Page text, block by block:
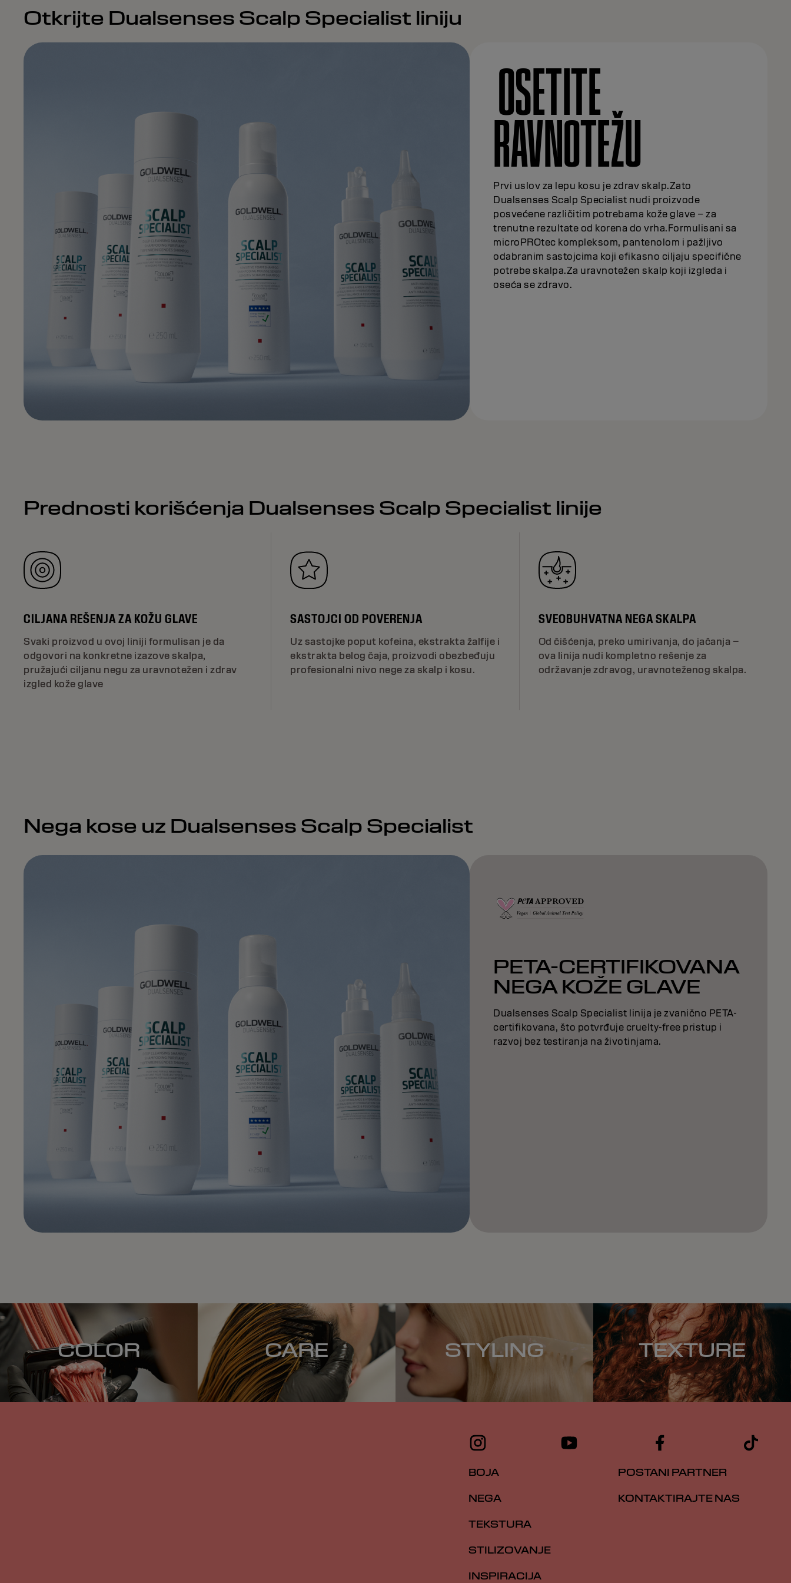
Otkrijte Dualsenses Scalp Specialist liniju
OSETITE
RAVNOTEŽU
Prvi uslov za lepu kosu je zdrav skalp.Zato
Dualsenses Scalp Specialist nudi proizvode
posvećene različitim potrebama kože glave – za
trenutne rezultate od korena do vrha.Formulisani sa
microPROtec kompleksom, pantenolom i pažljivo
odabranim sastojcima koji efikasno ciljaju specifične
potrebe skalpa.Za uravnotežen skalp koji izgleda i
oseća se zdravo.
Prednosti korišćenja Dualsenses Scalp Specialist linije
CILJANA REŠENJA ZA KOŽU GLAVE
Svaki proizvod u ovoj liniji formulisan je da
odgovori na konkretne izazove skalpa,
pružajući ciljanu negu za uravnotežen i zdrav
izgled kože glave
SASTOJCI OD POVERENJA
Uz sastojke poput kofeina, ekstrakta žalfije i
ekstrakta belog čaja, proizvodi obezbeđuju
profesionalni nivo nege za skalp i kosu.
SVEOBUHVATNA NEGA SKALPA
Od čišćenja, preko umirivanja, do jačanja –
ova linija nudi kompletno rešenje za
održavanje zdravog, uravnoteženog skalpa.
Nega kose uz Dualsenses Scalp Specialist
PETA-CERTIFIKOVANA
NEGA KOŽE GLAVE
Dualsenses Scalp Specialist linija je zvanično PETA-
certifikovana, što potvrđuje cruelty-free pristup i
razvoj bez testiranja na životinjama.
COLOR CARE STYLING TEXTURE
BOJA
NEGA
TEKSTURA
STILIZOVANJE
INSPIRACIJA
POSTANI PARTNER
KONTAKTIRAJTE NAS